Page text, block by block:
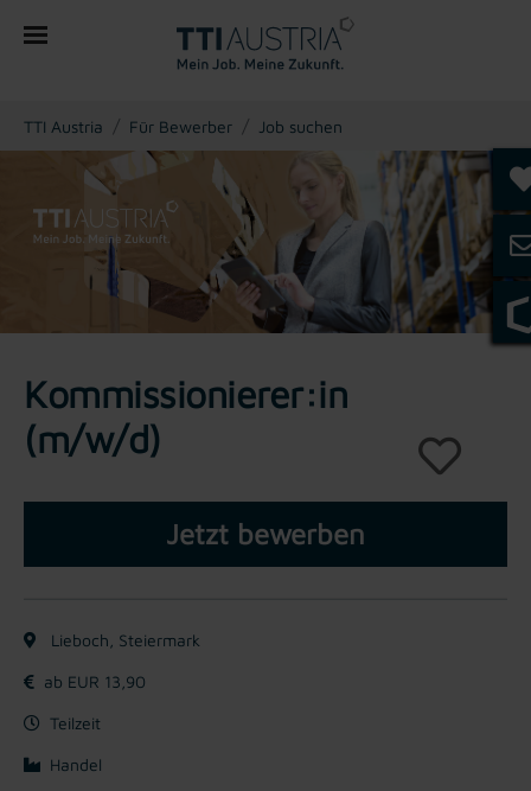
You are here:
TTI Austria Für Bewerber Job suchen
Kommissionierer:in
(m/w/d)
Jetzt bewerben
Lieboch, Steiermark
ab EUR 13,90
Teilzeit
Handel